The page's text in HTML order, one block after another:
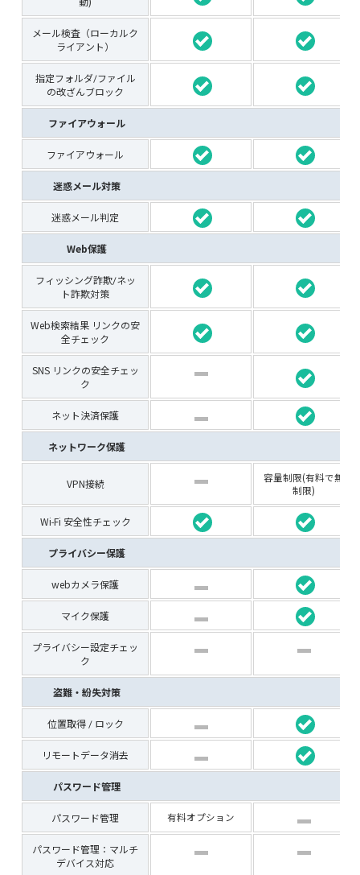
メール検査（ローカルク
ライアント）
指定フォルダ/ファイル
の改ざんブロック
ファイアウォール
ファイアウォール
迷惑メール対策
迷惑メール判定
Web保護
フィッシング詐欺/ネッ
ト詐欺対策
Web検索結果 リンクの安
全チェック
SNS リンクの安全チェッ
ク
ネット決済保護
ネットワーク保護
VPN接続
容量制限(有料で無
制限)
Wi-Fi 安全性チェック
プライバシー保護
webカメラ保護
マイク保護
プライバシー設定チェッ
ク
盗難・紛失対策
位置取得 / ロック
リモートデータ消去
パスワード管理
パスワード管理 有料オプション
パスワード管理：マルチ
デバイス対応